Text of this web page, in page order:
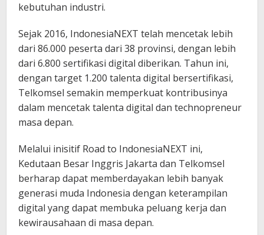
kebutuhan industri.
Sejak 2016, IndonesiaNEXT telah mencetak lebih
dari 86.000 peserta dari 38 provinsi, dengan lebih
dari 6.800 sertifikasi digital diberikan. Tahun ini,
dengan target 1.200 talenta digital bersertifikasi,
Telkomsel semakin memperkuat kontribusinya
dalam mencetak talenta digital dan technopreneur
masa depan.
Melalui inisitif Road to IndonesiaNEXT ini,
Kedutaan Besar Inggris Jakarta dan Telkomsel
berharap dapat memberdayakan lebih banyak
generasi muda Indonesia dengan keterampilan
digital yang dapat membuka peluang kerja dan
kewirausahaan di masa depan.